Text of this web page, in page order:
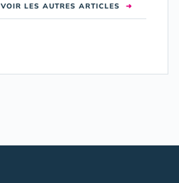
VOIR LES AUTRES ARTICLES ➜